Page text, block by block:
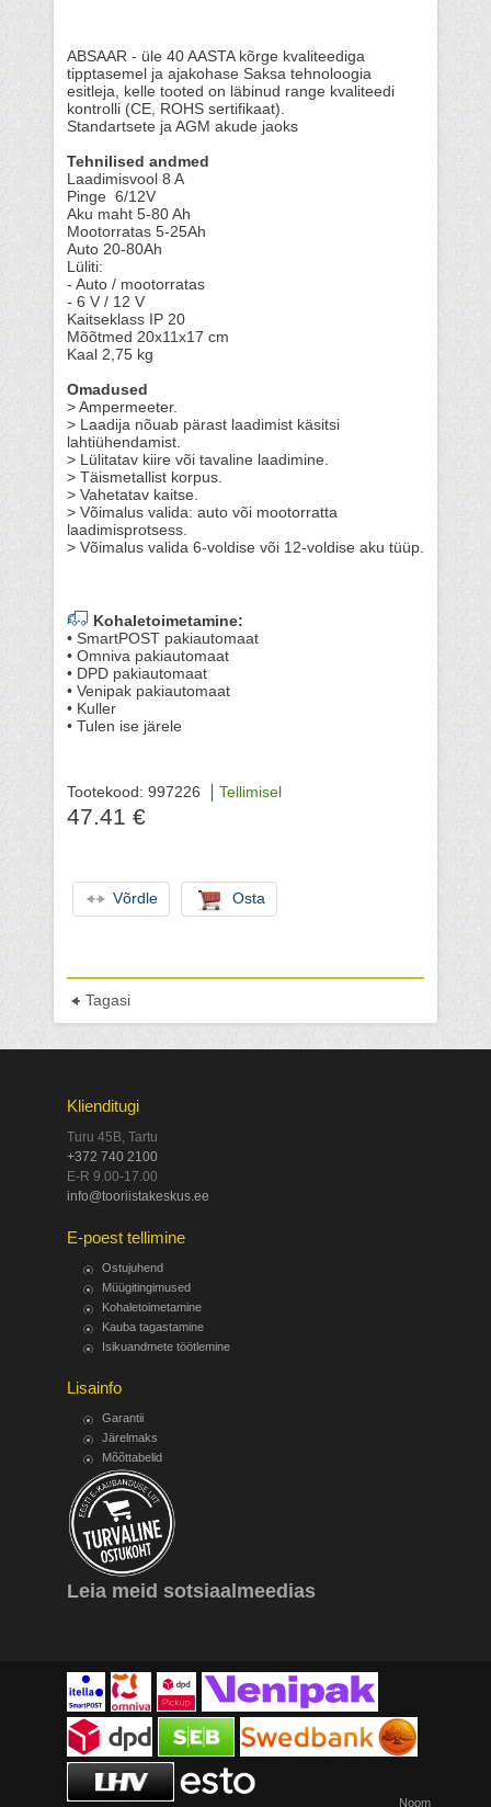
ABSAAR - üle 40 AASTA kõrge kvaliteediga
tipptasemel ja ajakohase Saksa tehnoloogia
esitleja, kelle tooted on läbinud range kvaliteedi
kontrolli (CE, ROHS sertifikaat).
Standartsete ja AGM akude jaoks
Tehnilised andmed
Laadimisvool 8 A
Pinge 6/12V
Aku maht 5-80 Ah
Mootorratas 5-25Ah
Auto 20-80Ah
Lüliti:
- Auto / mootorratas
- 6 V / 12 V
Kaitseklass IP 20
Mõõtmed 20x11x17 cm
Kaal 2,75 kg
Omadused
> Ampermeeter.
> Laadija nõuab pärast laadimist käsitsi
lahtiühendamist.
> Lülitatav kiire või tavaline laadimine.
> Täismetallist korpus.
> Vahetatav kaitse.
> Võimalus valida: auto või mootorratta
laadimisprotsess.
> Võimalus valida 6-voldise või 12-voldise aku tüüp.
Kohaletoimetamine:
• SmartPOST pakiautomaat
• Omniva pakiautomaat
• DPD pakiautomaat
• Venipak pakiautomaat
• Kuller
• Tulen ise järele
Tootekood: 997226 Tellimisel
47.41 €
Võrdle Osta
Tagasi
Klienditugi
Turu 45B, Tartu
+372 740 2100
E-R 9.00-17.00
info@tooriistakeskus.ee
E-poest tellimine
Ostujuhend
Müügitingimused
Kohaletoimetamine
Kauba tagastamine
Isikuandmete töötlemine
Lisainfo
Garantii
Järelmaks
Mõõttabelid
Leia meid sotsiaalmeedias
Noom